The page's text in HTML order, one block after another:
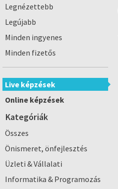
Legnézettebb
Legújabb
Minden ingyenes
Minden fizetős
Live képzések
Online képzések
Kategóriák
Összes
Önismeret, önfejlesztés
Üzleti & Vállalati
Informatika & Programozás